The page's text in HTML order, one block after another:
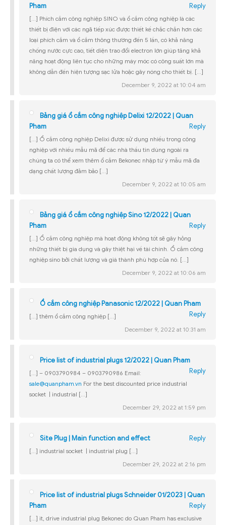
Pham
Reply
[…] Phích cắm công nghiệp SINO và ổ cắm công nghiệp là các
thiết bị điện với các ngã tiếp xúc được thiết kế chắc chắn hơn các
loại phích cắm và ổ cắm thông thường đến 5 lần, có khả năng
chống nước cực cao, tiết diện trao đổi electron lớn giúp tăng khả
năng hoạt động liên tục cho những máy móc có công suất lớn mà
không dẫn đến hiện tượng sạc lửa hoặc gây nóng cho thiết bị. […]
December 9, 2022 at 10:04 am
Bảng giá ổ cắm công nghiệp Delixi 12/2022 | Quan
Pham
Reply
[…] Ổ cắm công nghiệp Delixi được sử dụng nhiều trong công
nghiệp với nhiều mẫu mã để các nhà thầu tin dùng ngoài ra
chúng ta có thể xem thêm ổ cắm Bekonec nhập từ ý mẫu mã đa
dạng chất lượng đảm bảo […]
December 9, 2022 at 10:05 am
Bảng giá ổ cắm công nghiệp Sino 12/2022 | Quan
Pham
Reply
[…] Ổ cắm công nghiệp mà hoạt động không tốt sẽ gây hỏng
những thiết bị gia dụng và gây thiệt hại về tài chính. Ổ cắm công
nghiệp sino bởi chất lượng và giá thành phù hợp của nó. […]
December 9, 2022 at 10:06 am
Ổ cắm công nghiệp Panasonic 12/2022 | Quan Pham
Reply
[…] thêm ổ cắm công nghiệp […]
December 9, 2022 at 10:31 am
Price list of industrial plugs 12/2022 | Quan Pham
Reply
[…] – 0903790984 – 0903790986 Email:
sale@quanpham.vn For the best discounted price industrial
socket | industrial […]
December 29, 2022 at 1:59 pm
Site Plug | Main function and effect Reply
[…] industrial socket | industrial plug […]
December 29, 2022 at 2:16 pm
Price list of industrial plugs Schneider 01/2023 | Quan
Pham
Reply
[…] it, drive industrial plug Bekonec do Quan Pham has exclusive